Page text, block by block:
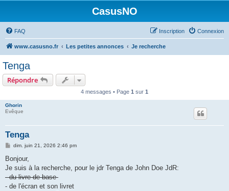
CasusNO
FAQ Connexion
Inscription
www.casusno.fr Les petites annonces Je recherche
Tenga
Répondre
4 messages • Page 1 sur 1
Ghorin
Evêque
Tenga
M
s
a
g
dim. juin 21, 2026 2:46 pm
Bonjour,
Je suis à la recherche, pour le jdr Tenga de John Doe JdR:
- du livre de base
- de l'écran et son livret